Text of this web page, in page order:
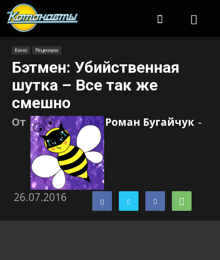
Кино Рецензии
Бэтмен: Убийственная
шутка – Все так же
смешно
От Роман Бугайчук -
26.07.2016